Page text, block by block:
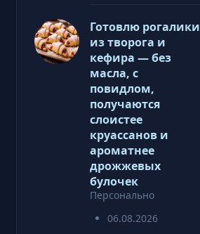
Готовлю рогалики
из творога и
кефира — без
масла, с
повидлом,
получаются
слоистее
круассанов и
ароматнее
дрожжевых
булочек
Персонально
06.08.2026